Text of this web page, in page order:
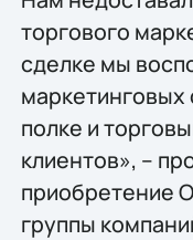
торгового
сделке мы
маркетинговых
полке и
клиентов», –
приобретение
группы